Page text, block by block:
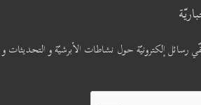
رسائل إلكترونيّة حول نشاطات الأبرشيّة و التحديثات و